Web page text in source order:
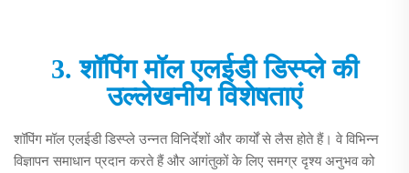
3. शॉपिंग मॉल एलईडी डिस्प्ले की
उल्लेखनीय विशेषताएं
शॉपिंग मॉल एलईडी डिस्प्ले उन्नत विनिर्देशों और कार्यों से लैस होते हैं। वे विभिन्न
विज्ञापन समाधान प्रदान करते हैं और आगंतुकों के लिए समग्र दृश्य अनुभव को